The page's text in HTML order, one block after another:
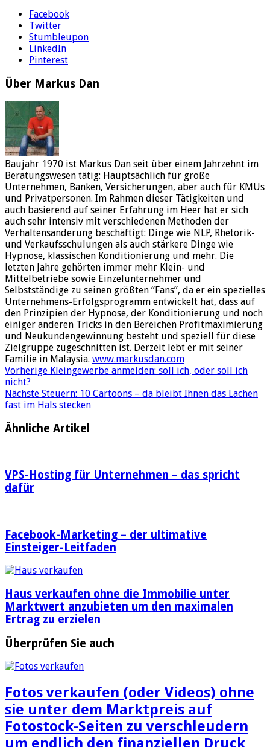
Facebook
Twitter
Stumbleupon
LinkedIn
Pinterest
Über Markus Dan
Baujahr 1970 ist Markus Dan seit über einem Jahrzehnt im
Beratungswesen tätig: Hauptsächlich für große
Unternehmen, Banken, Versicherungen, aber auch für KMUs
und Privatpersonen. Im Rahmen dieser Tätigkeiten und
auch basierend auf seiner Erfahrung im Heer hat er sich
auch sehr intensiv mit verschiedenen Methoden der
Verhaltensänderung beschäftigt: Dinge wie NLP, Rhetorik-
und Verkaufsschulungen als auch stärkere Dinge wie
Hypnose, klassischen Konditionierung und mehr. Die
letzten Jahre gehörten immer mehr Klein- und
Mittelbetriebe sowie Einzelunternehmer und
Selbstständige zu seinen größten “Fans”, da er ein spezielles
Unternehmens-Erfolgsprogramm entwickelt hat, dass auf
den Prinzipien der Hypnose, der Konditionierung und noch
einiger anderen Tricks in den Bereichen Profitmaximierung
und Neukundengewinnung besteht und speziell für diese
Zielgruppe zugeschnitten ist. Derzeit lebt er mit seiner
Familie in Malaysia. www.markusdan.com
Vorherige Kleingewerbe anmelden: soll ich, oder soll ich
nicht?
Nächste Steuern: 10 Cartoons – da bleibt Ihnen das Lachen
fast im Hals stecken
Ähnliche Artikel
VPS-Hosting für Unternehmen – das spricht
dafür
Facebook-Marketing – der ultimative
Einsteiger-Leitfaden
Haus verkaufen ohne die Immobilie unter
Marktwert anzubieten um den maximalen
Ertrag zu erzielen
Überprüfen Sie auch
Fotos verkaufen (oder Videos) ohne
sie unter dem Marktpreis auf
Fotostock-Seiten zu verschleudern
um endlich den finanziellen Druck